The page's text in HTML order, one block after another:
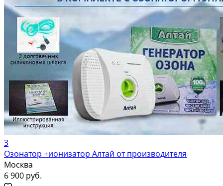
3
Озонатор +ионизатор Алтай от производителя
Москва
6 900 руб.